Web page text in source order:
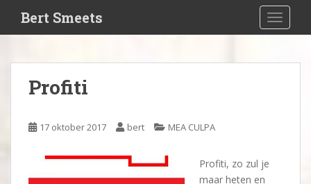
i
Bert Smeets
Profiti
17 oktober 2017 bert MEA CULPA
Profiti, zo zul je
maar heten en